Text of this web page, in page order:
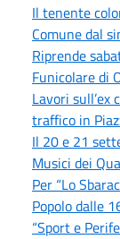
Il tenente
Comune dal
Riprende
Funicolare di
Lavori sull’ex
traffico in
Il 20 e 21
Musici dei
Per “Lo
Popolo dalle
“Sport e